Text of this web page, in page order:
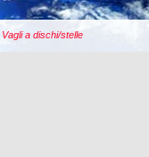
Vagli a dischi/stelle